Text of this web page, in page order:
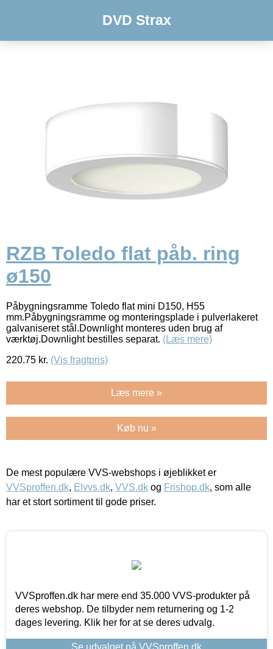
DVD Strax
RZB Toledo flat påb. ring
ø150
Påbygningsramme Toledo flat mini D150, H55
mm.Påbygningsramme og monteringsplade i pulverlakeret
galvaniseret stål.Downlight monteres uden brug af
værktøj.Downlight bestilles separat. (Læs mere)
220.75 kr. (Vis fragtpris)
Læs mere »
Køb nu »
De mest populære VVS-webshops i øjeblikket er
VVSproffen.dk, Elvvs.dk, VVS.dk og Frishop.dk, som alle
har et stort sortiment til gode priser.
VVSproffen.dk har mere end 35.000 VVS-produkter på
deres webshop. De tilbyder nem returnering og 1-2
dages levering. Klik her for at se deres udvalg.
Se udvalget på VVSproffen.dk